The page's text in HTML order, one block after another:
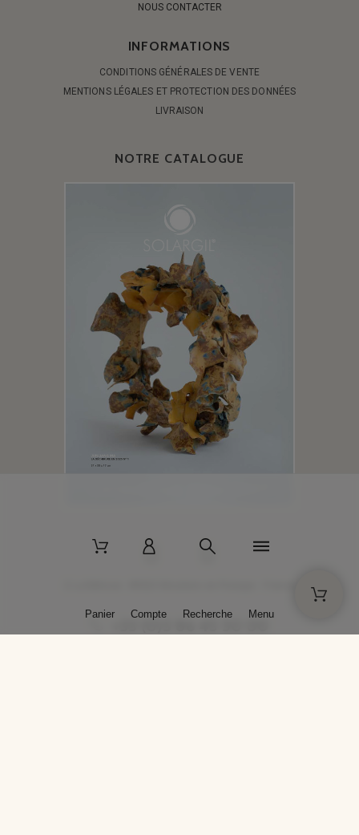
NOUS CONTACTER
INFORMATIONS
CONDITIONS GÉNÉRALES DE VENTE
MENTIONS LÉGALES ET PROTECTION DES DONNÉES
LIVRAISON
NOTRE CATALOGUE
+33 (0)3 86 45 50 00
Panier Compte Recherche Menu